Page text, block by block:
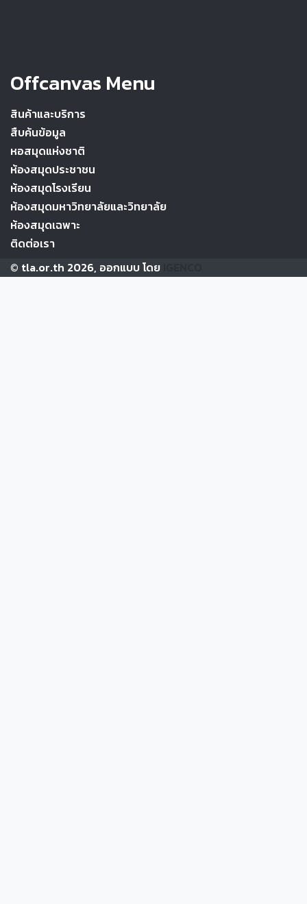
Offcanvas Menu
สินค้าและบริการ
สืบค้นข้อมูล
หอสมุดแห่งชาติ
ห้องสมุดประชาชน
ห้องสมุดโรงเรียน
ห้องสมุดมหาวิทยาลัยและวิทยาลัย
ห้องสมุดเฉพาะ
ติดต่อเรา
© tla.or.th 2026, ออกแบบ โดย